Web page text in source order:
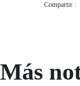
Compartir :
Más